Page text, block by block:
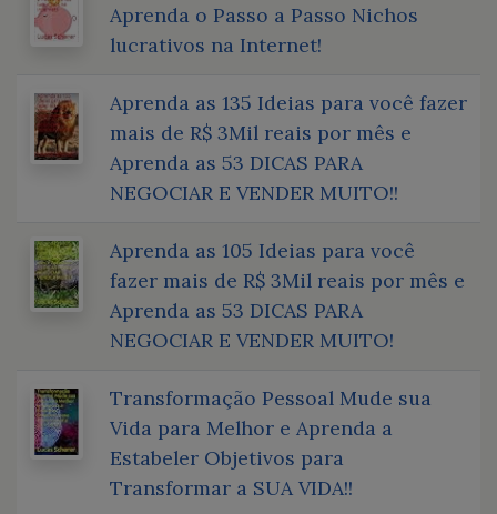
Aprenda o Passo a Passo Nichos
lucrativos na Internet!
Aprenda as 135 Ideias para você fazer
mais de R$ 3Mil reais por mês e
Aprenda as 53 DICAS PARA
NEGOCIAR E VENDER MUITO!!
Aprenda as 105 Ideias para você
fazer mais de R$ 3Mil reais por mês e
Aprenda as 53 DICAS PARA
NEGOCIAR E VENDER MUITO!
Transformação Pessoal Mude sua
Vida para Melhor e Aprenda a
Estabeler Objetivos para
Transformar a SUA VIDA!!